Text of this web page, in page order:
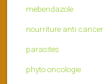
mebendazole
nourriture anti cancer
parasites
phyto oncologie